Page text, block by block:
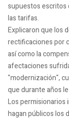
supuestos escritos
las tarifas.
Explicaron que los
rectificaciones por
así como la
afectaciones
"modernización",
que durante años
Los permisionarios
hagan públicos los